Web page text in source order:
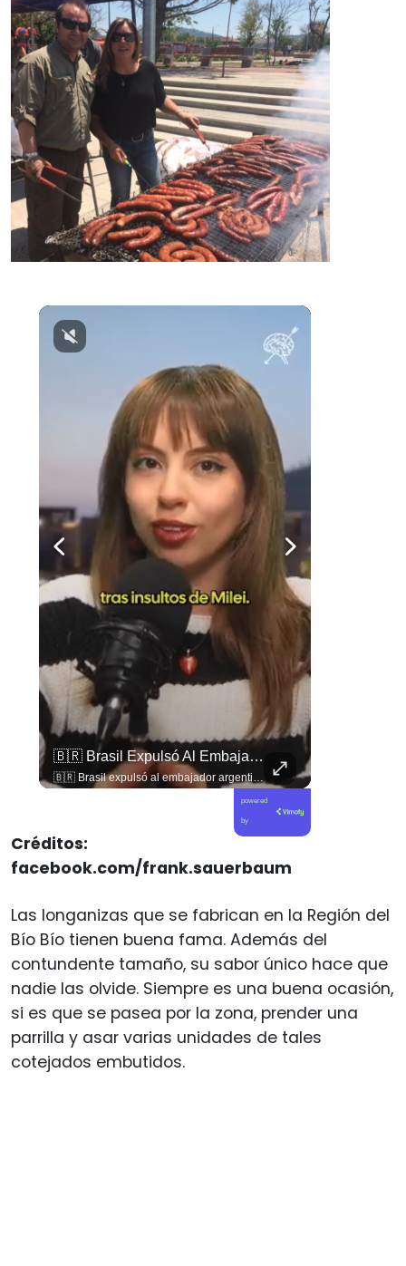
🇧🇷 Brasil Expulsó Al Embajador Argentino Daniel Raimondi En Brasilia Tras Los Constantes Insultos De Javier Milei A Lula Da Silva, Dejando El Vínculo Diplomático...
🇧🇷 Brasil expulsó al embajador argentino Daniel Raimondi en Brasilia tras los constantes insultos de Javier Milei a Lula da Silva, dejando el vínculo diplomático reducido a encargados de negocios. 🇦🇷 📲 Conoce todos los detalles del quiebre diplomático en elciudadano.com.
powered
by
Créditos:
facebook.com/frank.sauerbaum
Las longanizas que se fabrican en la Región del
Bío Bío tienen buena fama. Además del
contundente tamaño, su sabor único hace que
nadie las olvide. Siempre es una buena ocasión,
si es que se pasea por la zona, prender una
parrilla y asar varias unidades de tales
cotejados embutidos.